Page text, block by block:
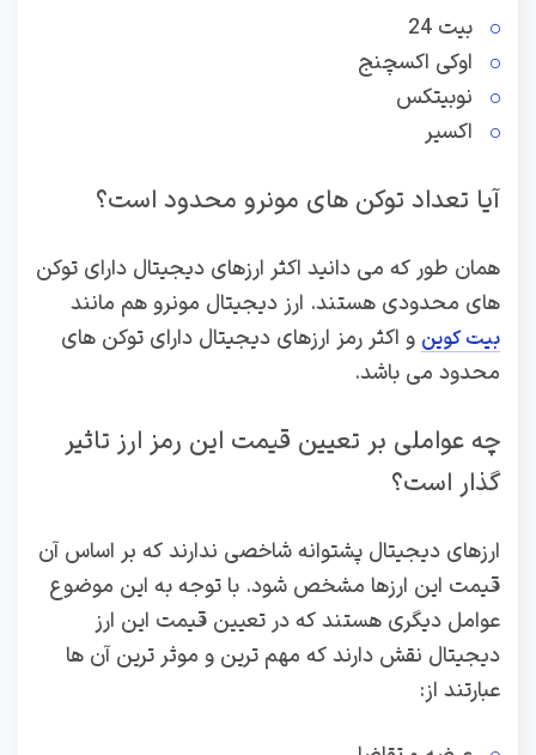
بیت 24
اوکی اکسچنج
نوبیتکس
اکسیر
آیا تعداد توکن های مونرو محدود است؟
همان طور که می دانید اکثر ارزهای دیجیتال دارای توکن
های محدودی هستند. ارز دیجیتال مونرو هم مانند
بیت کوین و اکثر رمز ارزهای دیجیتال دارای توکن های
محدود می باشد.
چه عواملی بر تعیین قیمت این رمز ارز تاثیر
گذار است؟
ارزهای دیجیتال پشتوانه شاخصی ندارند که بر اساس آن
قیمت این ارزها مشخص شود. با توجه به این موضوع
عوامل دیگری هستند که در تعیین قیمت این ارز
دیجیتال نقش دارند که مهم ترین و موثر ترین آن ها
عبارتند از: